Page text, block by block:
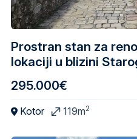
Prostran stan za
lokaciji u blizini
295.000€
Kotor 119m2